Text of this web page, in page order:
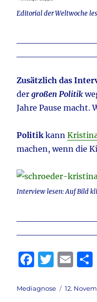
Editorial der Weltwoche
Zusätzlich das
dergroßen Politik
Jahre Pause macht.
Politik kann
machen, wenn die
Interview lesen: Auf Bild
F
c
T
it
E
ai
Autor
Mediagnose 12.